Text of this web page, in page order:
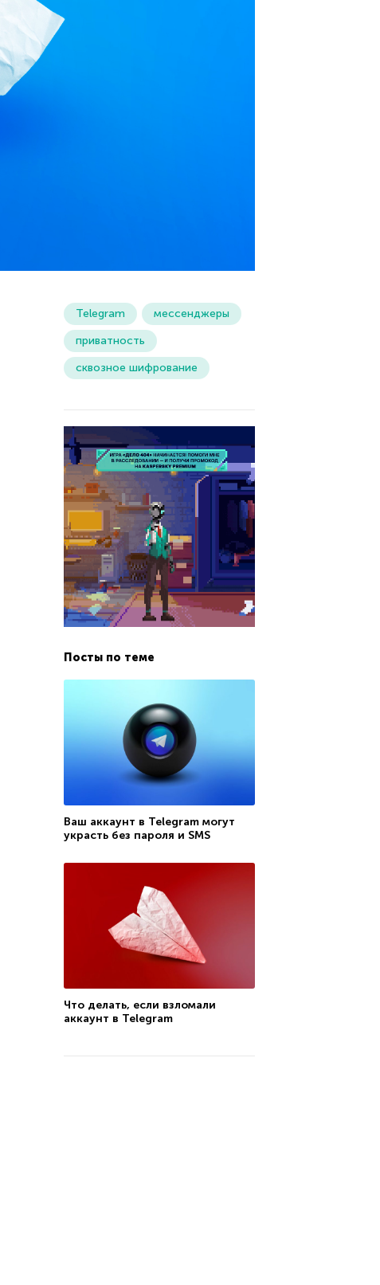
Telegram
мессенджеры
приватность
сквозное шифрование
Посты по теме
Ваш аккаунт в Telegram могут
украсть без пароля и SMS
Что делать, если взломали
аккаунт в Telegram